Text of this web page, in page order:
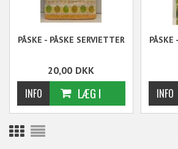
PÅSKE - PÅSKE SERVIETTER
20,00 DKK
PÅSKE